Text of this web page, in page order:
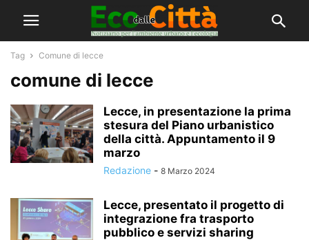
Tag Comune di lecce
comune di lecce
Lecce, in presentazione la prima
stesura del Piano urbanistico
della città. Appuntamento il 9
marzo
Redazione - 8 Marzo 2024
Lecce, presentato il progetto di
integrazione fra trasporto
pubblico e servizi sharing